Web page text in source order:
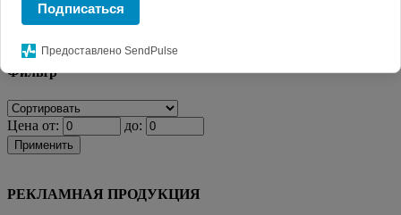
Главная КАТАЛОГ СУВЕНИРОВ
Фильтр
Цена от: до:
Применить
РЕКЛАМНАЯ ПРОДУКЦИЯ
Подписаться
Предоставлено SendPulse